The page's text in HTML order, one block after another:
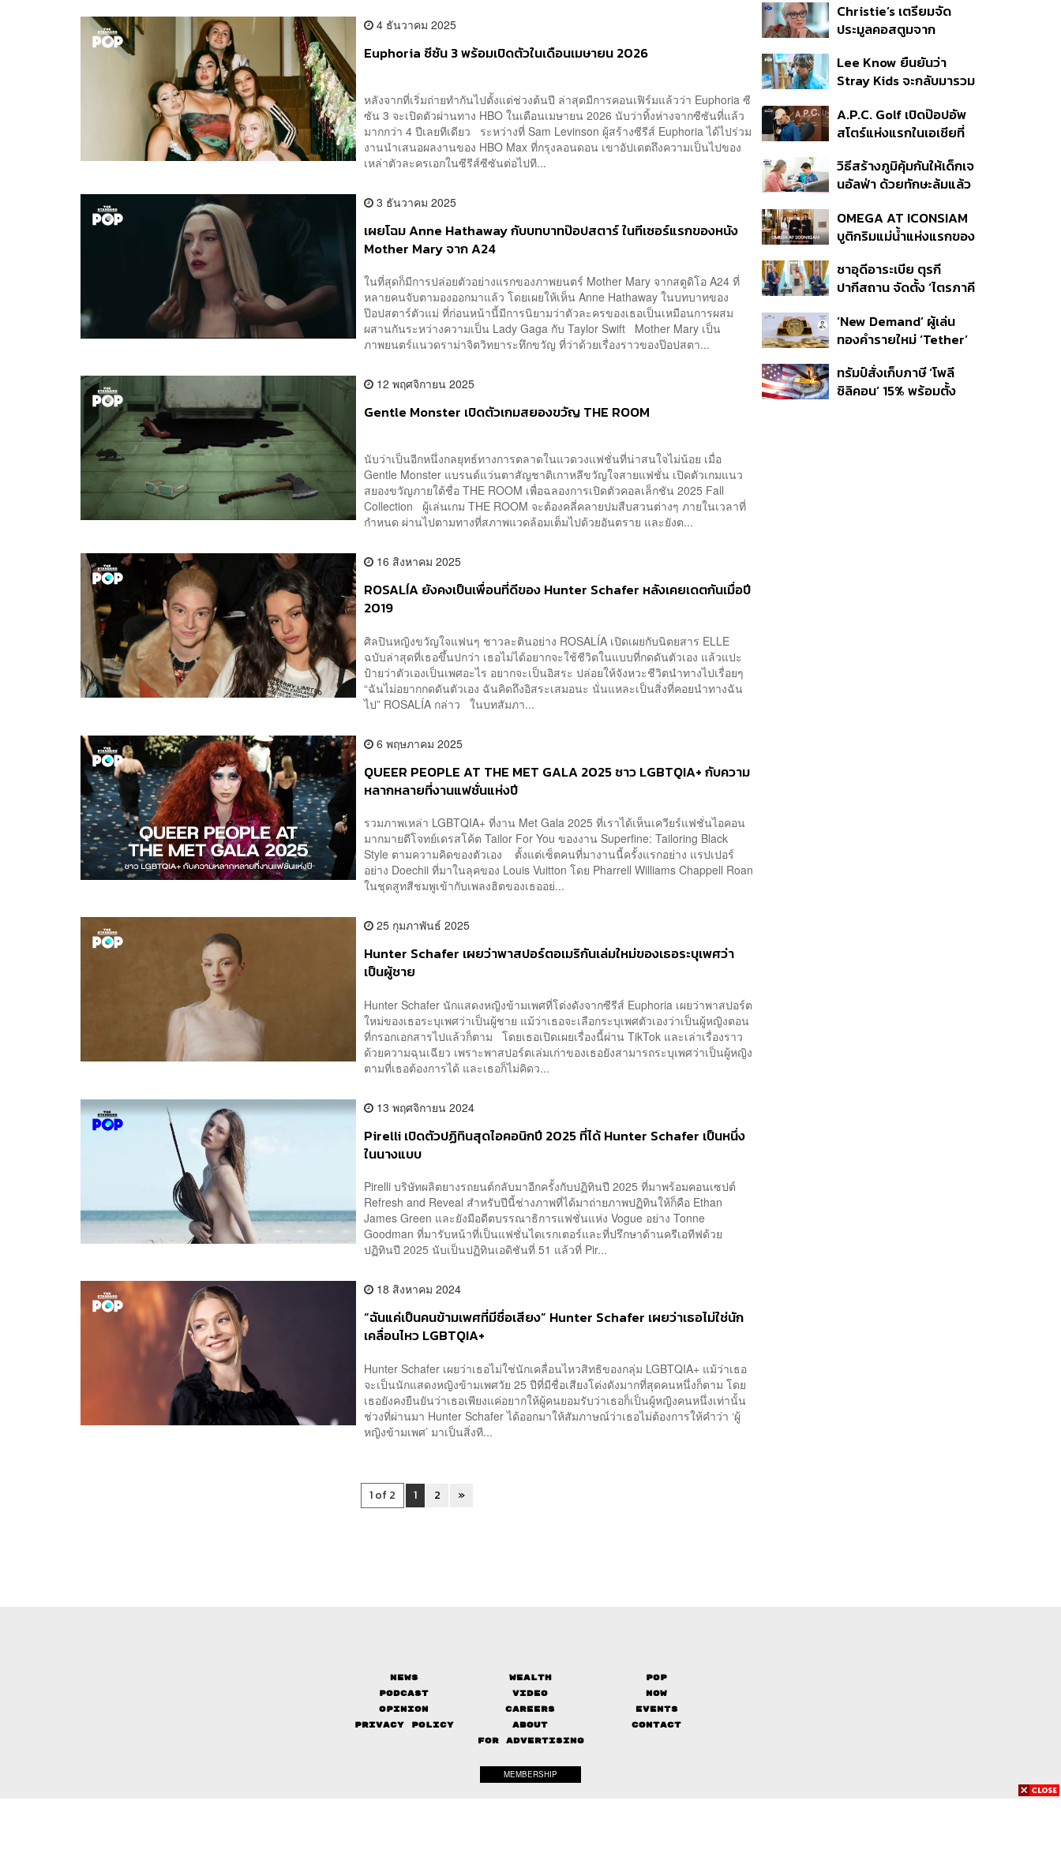
4 ธันวาคม 2025
Euphoria ซีซัน 3 พร้อมเปิดตัวในเดือนเมษายน 2026
หลังจากที่เริ่มถ่ายทำกันไปตั้งแต่ช่วงต้นปี ล่าสุดมีการคอนเฟิร์มแล้วว่า Euphoria ซี
ซัน 3 จะเปิดตัวผ่านทาง HBO ในเดือนเมษายน 2026 นับว่าทิ้งห่างจากซีซันที่แล้ว
มากกว่า 4 ปีเลยทีเดียว ระหว่างที่ Sam Levinson ผู้สร้างซีรีส์ Euphoria ได้ไปร่วม
งานนำเสนอผลงานของ HBO Max ที่กรุงลอนดอน เขาอัปเดตถึงความเป็นไปของ
เหล่าตัวละครเอกในซีรีส์ซีซันต่อไปที...
3 ธันวาคม 2025
เผยโฉม Anne Hathaway กับบทบาทป๊อปสตาร์ ในทีเซอร์แรกของหนัง
Mother Mary จาก A24
ในที่สุดก็มีการปล่อยตัวอย่างแรกของภาพยนตร์ Mother Mary จากสตูดิโอ A24 ที่
หลายคนจับตามองออกมาแล้ว โดยเผยให้เห็น Anne Hathaway ในบทบาทของ
ป๊อปสตาร์ตัวแม่ ที่ก่อนหน้านี้มีการนิยามว่าตัวละครของเธอเป็นเหมือนการผสม
ผสานกันระหว่างความเป็น Lady Gaga กับ Taylor Swift Mother Mary เป็น
ภาพยนตร์แนวดราม่าจิตวิทยาระทึกขวัญ ที่ว่าด้วยเรื่องราวของป๊อปสตา...
12 พฤศจิกายน 2025
Gentle Monster เปิดตัวเกมสยองขวัญ THE ROOM
นับว่าเป็นอีกหนึ่งกลยุทธ์ทางการตลาดในแวดวงแฟชั่นที่น่าสนใจไม่น้อย เมื่อ
Gentle Monster แบรนด์แว่นตาสัญชาติเกาหลีขวัญใจสายแฟชั่น เปิดตัวเกมแนว
สยองขวัญภายใต้ชื่อ THE ROOM เพื่อฉลองการเปิดตัวคอลเล็กชัน 2025 Fall
Collection ผู้เล่นเกม THE ROOM จะต้องคลี่คลายปมสืบสวนต่างๆ ภายในเวลาที่
กำหนด ผ่านไปตามทางที่สภาพแวดล้อมเต็มไปด้วยอันตราย และยังต...
16 สิงหาคม 2025
ROSALÍA ยังคงเป็นเพื่อนที่ดีของ Hunter Schafer หลังเคยเดตกันเมื่อปี
2019
ศิลปินหญิงขวัญใจแฟนๆ ชาวละตินอย่าง ROSALÍA เปิดเผยกับนิตยสาร ELLE
ฉบับล่าสุดที่เธอขึ้นปกว่า เธอไม่ได้อยากจะใช้ชีวิตในแบบที่กดดันตัวเอง แล้วแปะ
ป้ายว่าตัวเองเป็นเพศอะไร อยากจะเป็นอิสระ ปล่อยให้จังหวะชีวิตนำทางไปเรื่อยๆ
“ฉันไม่อยากกดดันตัวเอง ฉันคิดถึงอิสระเสมอนะ นั่นแหละเป็นสิ่งที่คอยนำทางฉัน
ไป” ROSALÍA กล่าว ในบทสัมภา...
6 พฤษภาคม 2025
QUEER PEOPLE AT THE MET GALA 2025 ชาว LGBTQIA+ กับความ
หลากหลายที่งานแฟชั่นแห่งปี
รวมภาพเหล่า LGBTQIA+ ที่งาน Met Gala 2025 ที่เราได้เห็นเควียร์แฟชั่นไอคอน
มากมายตีโจทย์เดรสโค้ต Tailor For You ของงาน Superfine: Tailoring Black
Style ตามความคิดของตัวเอง ตั้งแต่เซ็ตคนที่มางานนี้ครั้งแรกอย่าง แรปเปอร์
อย่าง Doechii ที่มาในลุคของ Louis Vuitton โดย Pharrell Williams Chappell Roan
ในชุดสูทสีชมพูเข้ากับเพลงฮิตของเธออย่...
25 กุมภาพันธ์ 2025
Hunter Schafer เผยว่าพาสปอร์ตอเมริกันเล่มใหม่ของเธอระบุเพศว่า
เป็นผู้ชาย
Hunter Schafer นักแสดงหญิงข้ามเพศที่โด่งดังจากซีรีส์ Euphoria เผยว่าพาสปอร์ต
ใหม่ของเธอระบุเพศว่าเป็นผู้ชาย แม้ว่าเธอจะเลือกระบุเพศตัวเองว่าเป็นผู้หญิงตอน
ที่กรอกเอกสารไปแล้วก็ตาม โดยเธอเปิดเผยเรื่องนี้ผ่าน TikTok และเล่าเรื่องราว
ด้วยความฉุนเฉียว เพราะพาสปอร์ตเล่มเก่าของเธอยังสามารถระบุเพศว่าเป็นผู้หญิง
ตามที่เธอต้องการได้ และเธอก็ไม่คิดว...
13 พฤศจิกายน 2024
Pirelli เปิดตัวปฏิทินสุดไอคอนิกปี 2025 ที่ได้ Hunter Schafer เป็นหนึ่ง
ในนางแบบ
Pirelli บริษัทผลิตยางรถยนต์กลับมาอีกครั้งกับปฏิทินปี 2025 ที่มาพร้อมคอนเซปต์
Refresh and Reveal สำหรับปีนี้ช่างภาพที่ได้มาถ่ายภาพปฏิทินให้ก็คือ Ethan
James Green และยังมีอดีตบรรณาธิการแฟชั่นแห่ง Vogue อย่าง Tonne
Goodman ที่มารับหน้าที่เป็นแฟชั่นไดเรกเตอร์และที่ปรึกษาด้านครีเอทีฟด้วย
ปฏิทินปี 2025 นับเป็นปฏิทินเอดิชันที่ 51 แล้วที่ Pir...
18 สิงหาคม 2024
“ฉันแค่เป็นคนข้ามเพศที่มีชื่อเสียง” Hunter Schafer เผยว่าเธอไม่ใช่นัก
เคลื่อนไหว LGBTQIA+
Hunter Schafer เผยว่าเธอไม่ใช่นักเคลื่อนไหวสิทธิของกลุ่ม LGBTQIA+ แม้ว่าเธอ
จะเป็นนักแสดงหญิงข้ามเพศวัย 25 ปีที่มีชื่อเสียงโด่งดังมากที่สุดคนหนึ่งก็ตาม โดย
เธอยังคงยืนยันว่าเธอเพียงแค่อยากให้ผู้คนยอมรับว่าเธอก็เป็นผู้หญิงคนหนึ่งเท่านั้น
ช่วงที่ผ่านมา Hunter Schafer ได้ออกมาให้สัมภาษณ์ว่าเธอไม่ต้องการให้คำว่า ‘ผู้
หญิงข้ามเพศ’ มาเป็นสิ่งที...
1 of 2 1 2 »
Christie’s เตรียมจัด
ประมูลคอสตูมจาก
Wears Prada 2
Lee Know ยืนยันว่า
Stray Kids จะกลับมารวม
กรมรับใช้ชาติ
A.P.C. Golf เปิดป๊อปอัพ
สโตร์แห่งแรกในเอเชียที่
วิธีสร้างภูมิคุ้มกันให้เด็กเจ
นอัลฟ่า ด้วยทักษะล้มแล้ว
OMEGA AT ICONSIAM
บูติกริมแม่น้ำแห่งแรกของ
ซาอุดีอาระเบีย ตุรกี
ปากีสถาน จัดตั้ง ‘ไตรภาคี
สำคัญอย่างไร
‘New Demand’ ผู้เล่น
ทองคำรายใหม่ ‘Tether’
ทรัมป์สั่งเก็บภาษี ‘โพลี
ซิลิคอน’ 15% พร้อมตั้ง
News Wealth
Pop
Podcast
Video
Now
Opinion
Careers
Events
Privacy Policy
About
Contact
FOR ADVERTISING
MEMBERSHIP